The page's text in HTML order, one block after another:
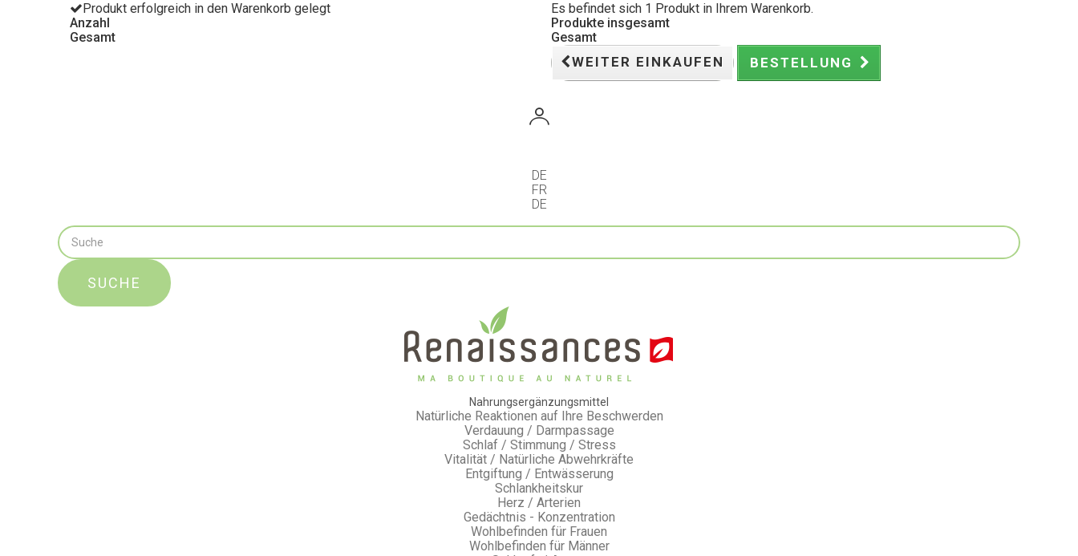
Produkt erfolgreich in den Warenkorb gelegt
Anzahl
Gesamt
Es befindet sich 1 Produkt in Ihrem Warenkorb.
Produkte insgesamt
Gesamt
WEITER EINKAUFEN BESTELLUNG
DE
FR
DE
SUCHE
Nahrungsergänzungsmittel
Natürliche Reaktionen auf Ihre Beschwerden
Verdauung / Darmpassage
Schlaf / Stimmung / Stress
Vitalität / Natürliche Abwehrkräfte
Entgiftung / Entwässerung
Schlankheitskur
Herz / Arterien
Gedächtnis - Konzentration
Wohlbefinden für Frauen
Wohlbefinden für Männer